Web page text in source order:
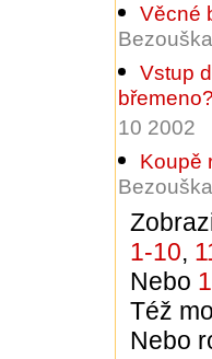
Věcné
Vstup
břemeno?
10 2002
Koupě
1-10,
Nebo
Též
Nebo